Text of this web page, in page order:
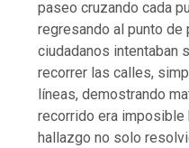
paseo cruzando cada
regresando al punto de
ciudadanos intentaban
recorrer las calles,
líneas, demostrando
recorrido era
hallazgo no solo